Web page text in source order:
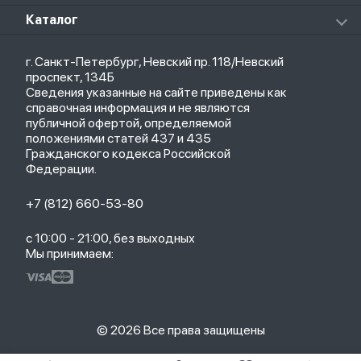
Стилусы
Товары для детей
Саундбары
Мониторы
ТВ-приставки
Чехлы
Рюкзаки
Кабели
Зарядные устройства
О магазине
Политика конфиденциальности
Оплата и доставка
Партнерская программа
Гарантия
Обмен и возврат
Бонусы
Trade-in
Каталог
Новые поступления
Популярное
Акции
г. Санкт-Петербург, Невский пр. 118/Невский
проспект, 134Б
Сведения указанные на сайте приведены как
справочная информация и не являются
публичной офертой, определяемой
положениями статей 437 и 435
Гражданского кодекса Российской
Федерации.
+7 (812) 660-53-80
с 10:00 - 21:00, без выходных
Мы принимаем:
© 2026 Все права защищены